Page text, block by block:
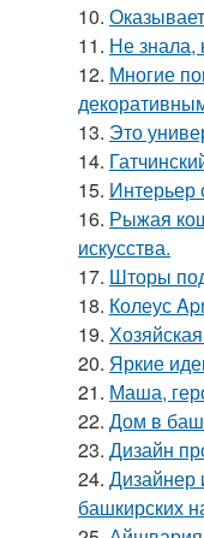
10.
11. Не знала,
12. Многие
13. Это
14.
15. Интерьер
16. Рыжая
искусства.
17. Шторы
18. Колеус
19.
20. Яркие
21. Маша,
22. Дом в
23. Дизайн
24. Дизайнер
башкирских